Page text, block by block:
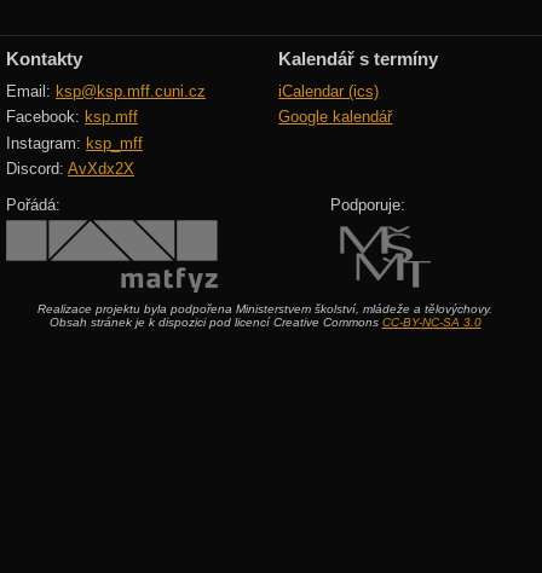
Kontakty
Email: ksp@ksp.mff.cuni.cz
Facebook: ksp.mff
Instagram: ksp_mff
Discord: AvXdx2X
Kalendář s termíny
iCalendar (ics)
Google kalendář
Pořádá: Podporuje:
Realizace projektu byla podpořena Ministerstvem školství, mládeže a tělovýchovy.
Obsah stránek je k dispozici pod licencí Creative Commons CC-BY-NC-SA 3.0